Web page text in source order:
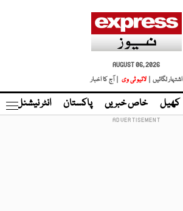
AUGUST 06, 2026
اشتہار لگائیں |
لائیو ٹی وی | آج کا اخبار
کھیل خاص خبریں پاکستان انٹر نیشنل